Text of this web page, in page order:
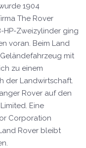
1904
The Rover
HP-Zweizylinder ging
voran. Beim Land
mit
zu einem
der Landwirtschaft.
Rover auf den
Eine
Corporation
Rover bleibt